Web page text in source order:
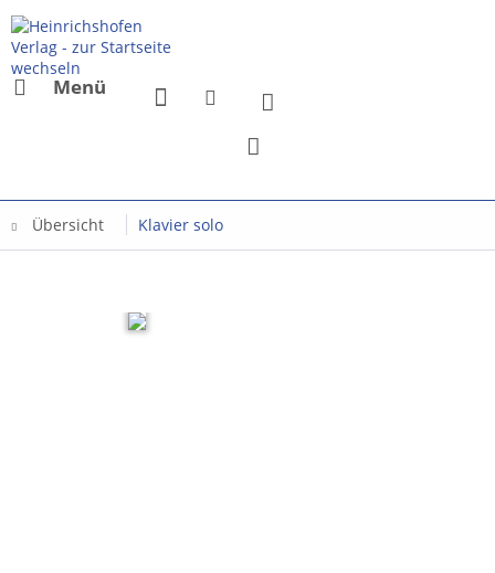
Menü
Übersicht Klavier solo